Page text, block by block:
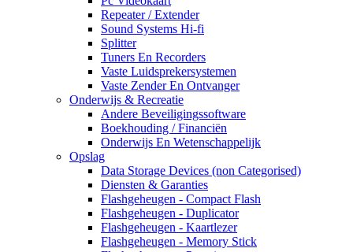
Repeater / Extender
Sound Systems Hi-fi
Splitter
Tuners En Recorders
Vaste Luidsprekersystemen
Vaste Zender En Ontvanger
Onderwijs & Recreatie
Andere Beveiligingssoftware
Boekhouding / Financiën
Onderwijs En Wetenschappelijk
Opslag
Data Storage Devices (non Categorised)
Diensten & Garanties
Flashgeheugen - Compact Flash
Flashgeheugen - Duplicator
Flashgeheugen - Kaartlezer
Flashgeheugen - Memory Stick